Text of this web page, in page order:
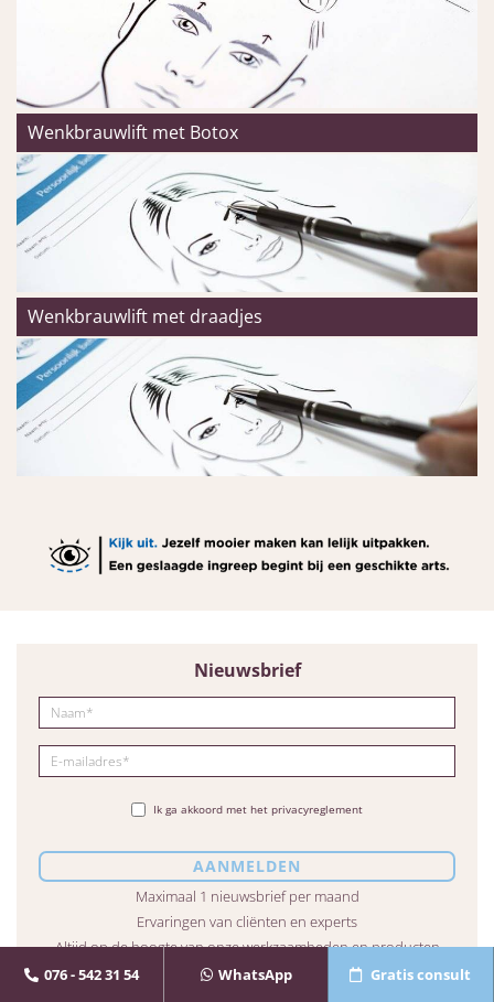
Wenkbrauwlift met Botox
Wenkbrauwlift met draadjes
076 - 542 31 54 WhatsApp Gratis consult
ABC Clinic
Nieuwsbrief
Ik ga akkoord met het privacyreglement
Maximaal 1 nieuwsbrief per maand
Ervaringen van cliënten en experts
Altijd op de hoogte van onze werkzaamheden en producten